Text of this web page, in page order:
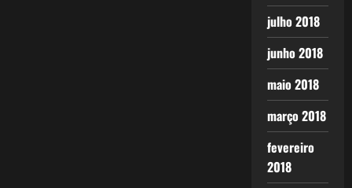
julho 2018
junho 2018
maio 2018
março 2018
fevereiro
2018